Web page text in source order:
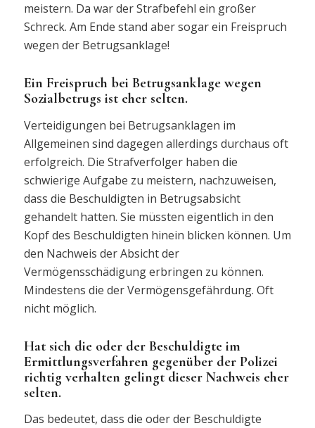
meistern. Da war der Strafbefehl ein großer
Schreck. Am Ende stand aber sogar ein Freispruch
wegen der Betrugsanklage!
Ein Freispruch bei Betrugsanklage wegen
Sozialbetrugs ist eher selten.
Verteidigungen bei Betrugsanklagen im
Allgemeinen sind dagegen allerdings durchaus oft
erfolgreich. Die Strafverfolger haben die
schwierige Aufgabe zu meistern, nachzuweisen,
dass die Beschuldigten in Betrugsabsicht
gehandelt hatten. Sie müssten eigentlich in den
Kopf des Beschuldigten hinein blicken können. Um
den Nachweis der Absicht der
Vermögensschädigung erbringen zu können.
Mindestens die der Vermögensgefährdung. Oft
nicht möglich.
Hat sich die oder der Beschuldigte im
Ermittlungsverfahren gegenüber der Polizei
richtig verhalten gelingt dieser Nachweis eher
selten.
Das bedeutet, dass die oder der Beschuldigte